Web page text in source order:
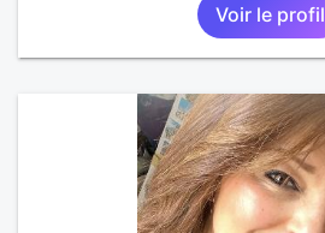
Voir le profil